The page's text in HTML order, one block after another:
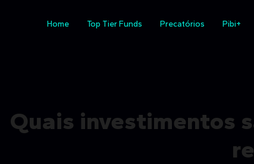
Home Top Tier Funds Precatórios Pibi+
Quais investimentos